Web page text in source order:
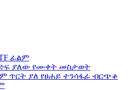
ፊልም
ያለው የሙቀት መስታወት
ጥርት ያለ የፀሐይ ተንሳፋፊ ብርጭቆ